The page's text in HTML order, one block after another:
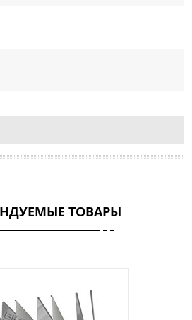
ТОВАРЫ